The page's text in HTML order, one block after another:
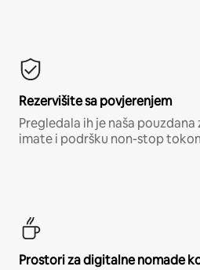
Rezervišite sa povjerenjem
Pregledala ih je naša
imate i podršku non-stop
Prostori za digitalne nomade